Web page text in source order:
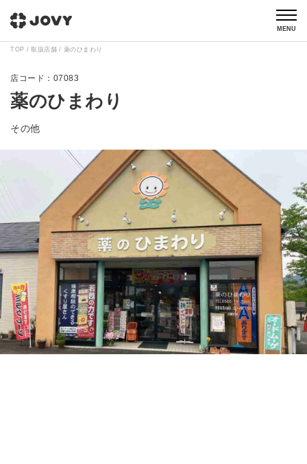
MENU
TOP 取扱店舗 薬のひまわり
07083
薬のひまわり
その他